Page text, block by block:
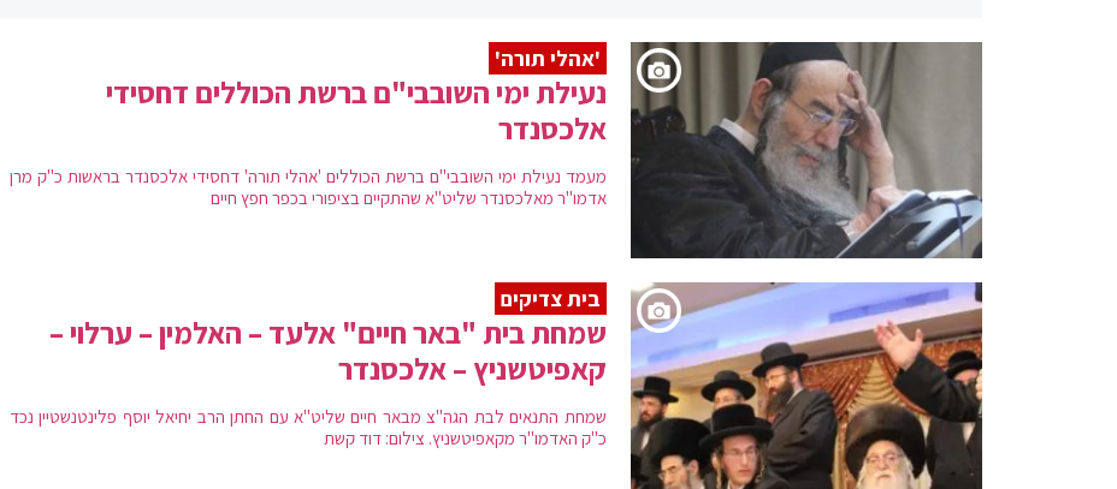
'אהלי תורה'
נעילת ימי השובבי"ם ברשת הכוללים דחסידי
אלכסנדר
מעמד נעילת ימי השובבי"ם ברשת הכוללים 'אהלי תורה' דחסידי אלכסנדר בראשות כ"ק מרן
אדמו"ר מאלכסנדר שליט"א שהתקיים בציפורי בכפר חפץ חיים
בית צדיקים
שמחת בית "באר חיים" אלעד – האלמין – ערלוי –
קאפיטשניץ – אלכסנדר
שמחת התנאים לבת הגה"צ מבאר חיים שליט"א עם החתן הרב יחיאל יוסף פלינטנשטיין נכד
כ"ק האדמו"ר מקאפיטשניץ. צילום: דוד קשת